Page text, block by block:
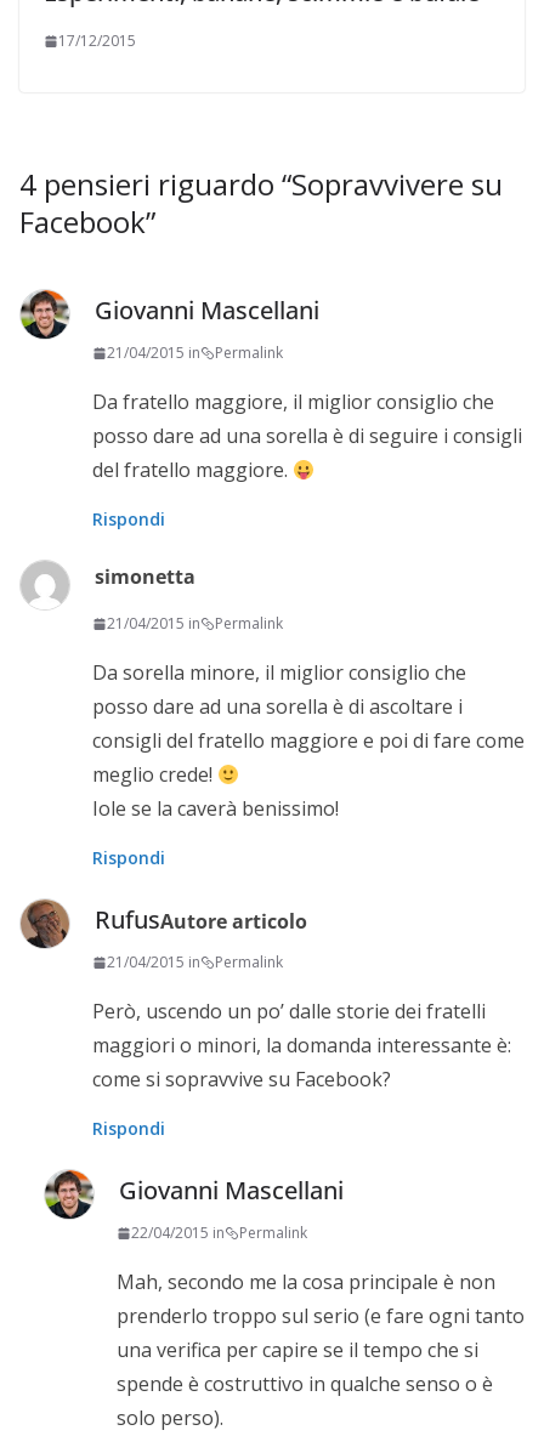
17/12/2015
4 pensieri riguardo “Sopravvivere su
Facebook”
Giovanni Mascellani
21/04/2015 in Permalink
Da fratello maggiore, il miglior consiglio che
posso dare ad una sorella è di seguire i consigli
del fratello maggiore.
Rispondi
simonetta
21/04/2015 in Permalink
Da sorella minore, il miglior consiglio che
posso dare ad una sorella è di ascoltare i
consigli del fratello maggiore e poi di fare come
meglio crede!
Iole se la caverà benissimo!
Rispondi
RufusAutore articolo
21/04/2015 in Permalink
Però, uscendo un po’ dalle storie dei fratelli
maggiori o minori, la domanda interessante è:
come si sopravvive su Facebook?
Rispondi
Giovanni Mascellani
22/04/2015 in Permalink
Mah, secondo me la cosa principale è non
prenderlo troppo sul serio (e fare ogni tanto
una verifica per capire se il tempo che si
spende è costruttivo in qualche senso o è
solo perso).